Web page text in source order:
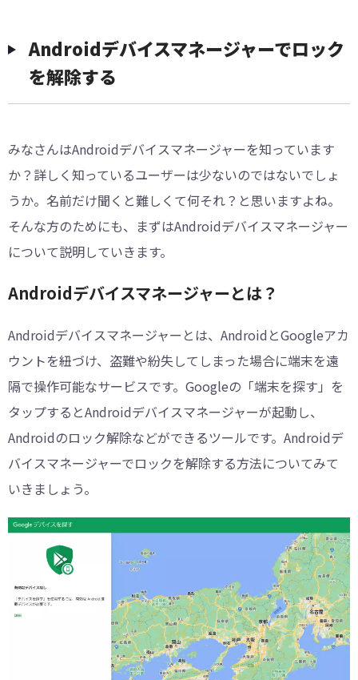
Androidデバイスマネージャーでロック
を解除する
みなさんはAndroidデバイスマネージャーを知っています
か？詳しく知っているユーザーは少ないのではないでしょ
うか。名前だけ聞くと難しくて何それ？と思いますよね。
そんな方のためにも、まずはAndroidデバイスマネージャー
について説明していきます。
Androidデバイスマネージャーとは？
Androidデバイスマネージャーとは、AndroidとGoogleアカ
ウントを紐づけ、盗難や紛失してしまった場合に端末を遠
隔で操作可能なサービスです。Googleの「端末を探す」を
タップするとAndroidデバイスマネージャーが起動し、
Androidのロック解除などができるツールです。Androidデ
バイスマネージャーでロックを解除する方法についてみて
いきましょう。